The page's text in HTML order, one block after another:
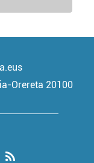
Orereta 20100